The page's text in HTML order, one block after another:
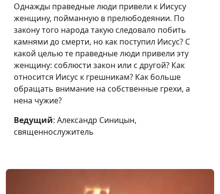
молитва: что это такое?
священнослужитель
Почему мы
манипулируем другими
Александр Синицын,
священнослужитель
Как мы очаровываемся
и разочаровываемся
Александр Синицын,
священнослужитель
О праведности по вере
Евгений Кафтанов,
Таинство смирения
Александр Синицын,
воспитание детей
священнослужитель
Однажды праведные люди привели к Иисусу
женщину, пойманную в прелюбодеянии. По
закону того народа такую следовало побить
камнями до смерти, но как поступил Иисус? С
какой целью те праведные люди привели эту
женщину: соблюсти закон или с другой? Как
относится Иисус к грешникам? Как больше
обращать внимание на собственные грехи, а
нена чужие?
Ведущий: Александр Синицын,
священнослужитель